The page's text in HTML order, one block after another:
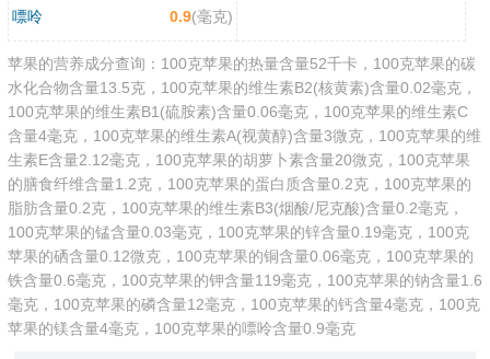
嘌呤 0.9(毫克)
苹果的营养成分查询：100克苹果的热量含量52千卡，100克苹果的碳
水化合物含量13.5克，100克苹果的维生素B2(核黄素)含量0.02毫克，
100克苹果的维生素B1(硫胺素)含量0.06毫克，100克苹果的维生素C
含量4毫克，100克苹果的维生素A(视黄醇)含量3微克，100克苹果的维
生素E含量2.12毫克，100克苹果的胡萝卜素含量20微克，100克苹果
的膳食纤维含量1.2克，100克苹果的蛋白质含量0.2克，100克苹果的
脂肪含量0.2克，100克苹果的维生素B3(烟酸/尼克酸)含量0.2毫克，
100克苹果的锰含量0.03毫克，100克苹果的锌含量0.19毫克，100克
苹果的硒含量0.12微克，100克苹果的铜含量0.06毫克，100克苹果的
铁含量0.6毫克，100克苹果的钾含量119毫克，100克苹果的钠含量1.6
毫克，100克苹果的磷含量12毫克，100克苹果的钙含量4毫克，100克
苹果的镁含量4毫克，100克苹果的嘌呤含量0.9毫克